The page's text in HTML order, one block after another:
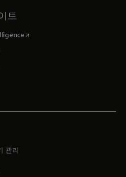
트
새 탭에서 열림
탭에서 열림
탭에서 열림
림
관리